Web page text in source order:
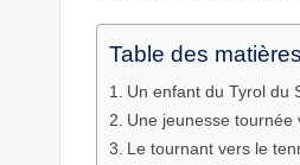
Table des matières
Un enfant du Tyrol du
Une jeunesse tournée
Le tournant vers le